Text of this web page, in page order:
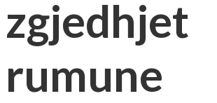
zgjedhjet
rumune